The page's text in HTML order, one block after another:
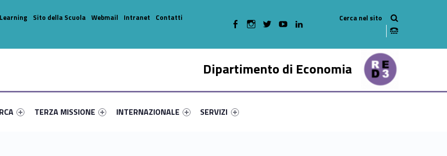
Dipartimento di Economia
primary-4179-14
#link-menu-primary-45367-31
Link identifier #link-menu-primary-80821-42
TERZA MISSIONE
Link identifier #link-menu-primary-54128-47
INTERNAZIONALE
Link identifier #link-menu-primary-75486-57
SERVIZI
Sito della Scuola Webmail Intranet
Contatti
WebMan on FacebookWebMan on Instagram
WebMan on TwitterWebMan on Youtube